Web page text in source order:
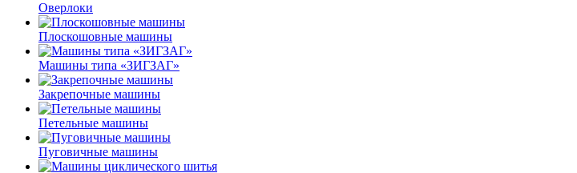
Оверлоки
Плоскошовные машины
Машины типа «ЗИГЗАГ»
Закрепочные машины
Петельные машины
Пуговичные машины